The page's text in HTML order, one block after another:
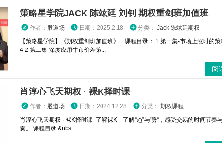
策略星学院JACK 陈竑廷 刘钊 期权重剑班加值班
作者： 股道场 日期：2025.2.18 分类： Jack 陈竑廷期权
【策略星学院】《期权重剑班加值班》 课程目录： 1 第一集-市场上涨时的
4 2 第二集-深度应用牛市价差策...
阅
肖淳心飞天期权 · 裸K择时课
作者： 股道场 日期：2024.12.28 分类： 期权课程
肖淳心飞天期权 · 裸K择时课 了解裸K，了解“趋”与'势“，感受交易的时间节奏
奏。 课程目录 &nbs...